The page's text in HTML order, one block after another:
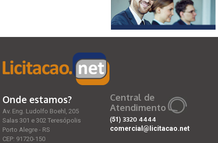
Onde estamos?
Av. Eng. Ludolfo Boehl, 205
Salas 301 e 302 Teresópolis
Porto Alegre - RS
CEP: 91720-150
Central de
Atendimento
(51) 3320 4444
comercial@licitacao.net